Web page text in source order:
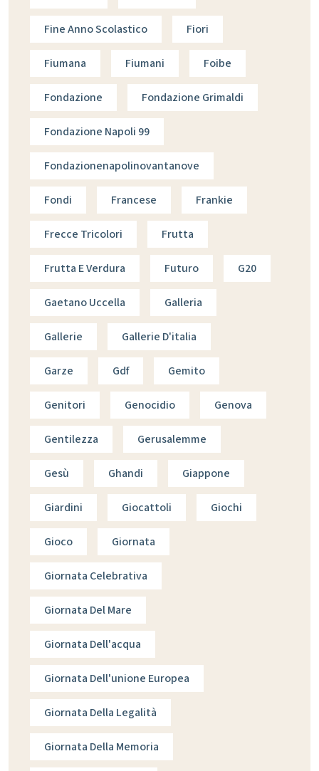
Fine Anno Scolastico Fiori
Fiumana Fiumani Foibe
Fondazione Fondazione Grimaldi
Fondazione Napoli 99
Fondazionenapolinovantanove
Fondi Francese Frankie
Frecce Tricolori Frutta
Frutta E Verdura Futuro G20
Gaetano Uccella Galleria
Gallerie Gallerie D'italia
Garze Gdf Gemito
Genitori Genocidio Genova
Gentilezza Gerusalemme
Gesù Ghandi Giappone
Giardini Giocattoli Giochi
Gioco Giornata
Giornata Celebrativa
Giornata Del Mare
Giornata Dell'acqua
Giornata Dell'unione Europea
Giornata Della Legalità
Giornata Della Memoria